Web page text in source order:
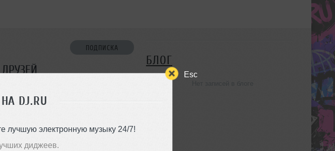
Esc
DJ.RU
лучшую электронную музыку 24/7!
диджеев.
ПОДПИСКА
БЛОГ